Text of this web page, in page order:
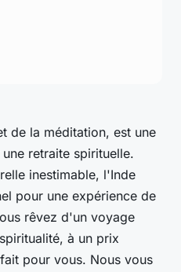
de la méditation, est une
retraite spirituelle.
inestimable, l'Inde
pour une expérience de
rêvez d'un voyage
à un prix
pour vous. Nous vous